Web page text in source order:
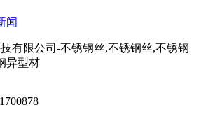
闻
有限公司-不锈钢丝,不锈钢丝,不锈钢
异型材